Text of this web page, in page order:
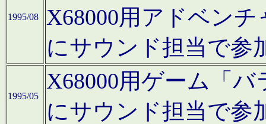
1995/08
X68000用アドベン
にサウンド担当で参
1995/05
X68000用ゲーム「
にサウンド担当で参